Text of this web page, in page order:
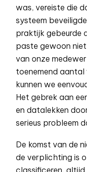
was, vereiste die
systeem
praktijk gebeurde
paste gewoon
van onze
toenemend aantal
kunnen we
Het gebrek aan
en datalekken
serieus probleem
De komst van de
de verplichting is
classificeren, altijd